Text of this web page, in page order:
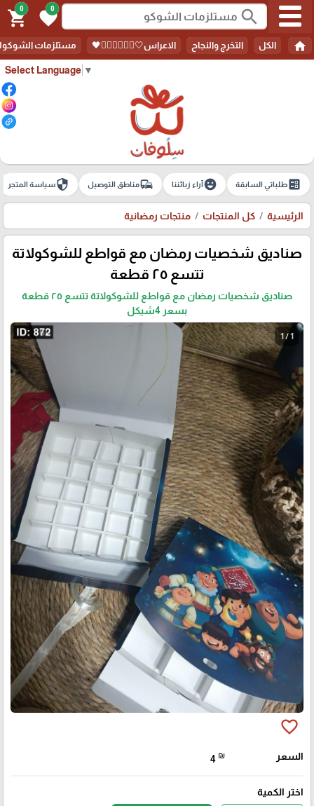
Select Language ▼
search
0
favorite
0
shopping_cart
home الكل التخرج والنجاح الاعراس🤍🤵🏻‍♀️👰🏻‍♀️🖤 مستلزمات
ballotطلباتي السابقة emoji_emotionsآراء زبائننا commuteمناطق التوصيل securityسياسة المتجر
الرئيسية كل المنتجات منتجات رمضانية
صناديق شخصيات رمضان مع قواطع للشوكولاتة
تتسع ٢٥ قطعة
صناديق شخصيات رمضان مع قواطع للشوكولاتة تتسع ٢٥ قطعة
بسعر 4شيكل
1 / 1
favorite_border
السعر 4 ₪
اختر الكمية